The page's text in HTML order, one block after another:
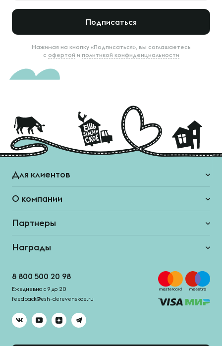
Подписаться
Нажимая на кнопку «Подписаться», вы соглашаетесь
с офертой и политикой конфиденциальности
Для клиентов
О компании
Партнеры
Награды
8 800 500 20 98
Ежедневно с 9 до 20
feedback@esh-derevenskoe.ru